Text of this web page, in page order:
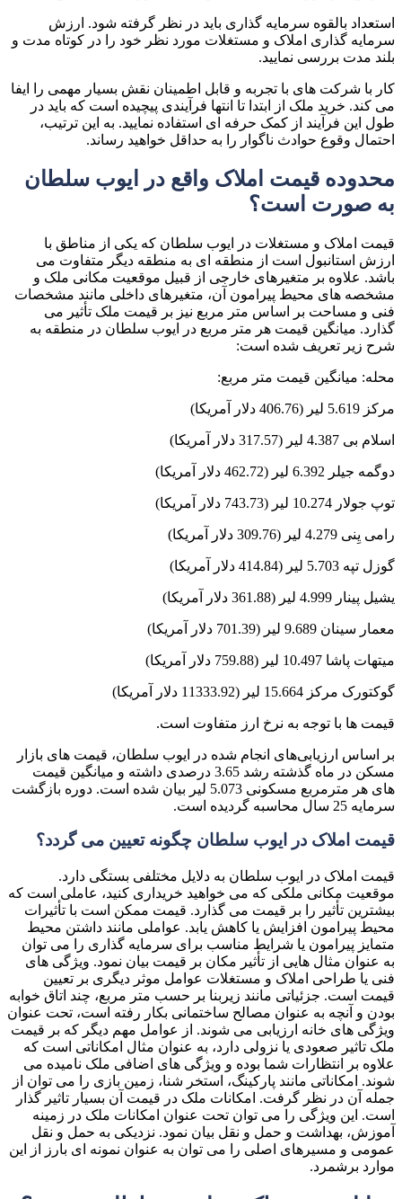
استعداد بالقوه سرمایه گذاری باید در نظر گرفته شود. ارزش
سرمایه گذاری املاک و مستغلات مورد نظر خود را در کوتاه مدت و
بلند مدت بررسی نمایید.
کار با شرکت های با تجربه و قابل اطمینان نقش بسیار مهمی را ایفا
می کند. خرید ملک از ابتدا تا انتها فرآیندی پیچیده است که باید در
طول این فرآیند از کمک حرفه ای استفاده نمایید. به این ترتیب،
احتمال وقوع حوادث ناگوار را به حداقل خواهید رساند.
محدوده قیمت املاک واقع در ایوب سلطان
به صورت است؟
قیمت املاک و مستغلات در ایوب سلطان که یکی از مناطق با
ارزش استانبول است از منطقه ای به منطقه دیگر متفاوت می
باشد. علاوه بر متغیرهای خارجی از قبیل موقعیت مکانی ملک و
مشخصه های محیط پیرامون آن، متغیرهای داخلی مانند مشخصات
فنی و مساحت بر اساس متر مربع نیز بر قیمت ملک تأثیر می
گذارد. میانگین قیمت هر متر مربع در ایوب سلطان در منطقه به
شرح زیر تعریف شده است:
محله: میانگین قیمت متر مربع:
مرکز 5.619 لیر (406.76 دلار آمریکا)
اسلام بی 4.387 لیر (317.57 دلار آمریکا)
دوگمه جیلر 6.392 لیر (462.72 دلار آمریکا)
توپ جولار 10.274 لیر (743.73 دلار آمریکا)
رامی یِنی 4.279 لیر (309.76 دلار آمریکا)
گوزل تپه 5.703 لیر (414.84 دلار آمریکا)
یشیل پینار 4.999 لیر (361.88 دلار آمریکا)
معمار سینان 9.689 لیر (701.39 دلار آمریکا)
میتهات پاشا 10.497 لیر (759.88 دلار آمریکا)
گوکتورک مرکز 15.664 لیر (11333.92 دلار آمریکا)
قیمت ها با توجه به نرخ ارز متفاوت است.
بر اساس ارزیابی‌های انجام شده در ایوب سلطان، قیمت‌ های بازار
مسکن در ماه گذشته رشد 3.65 درصدی داشته و میانگین قیمت
‌های هر مترمربع مسکونی 5.073 لیر بیان شده است. دوره بازگشت
سرمایه 25 سال محاسبه گردیده است.
قیمت املاک در ایوب سلطان چگونه تعیین می گردد؟
قیمت املاک در ایوب سلطان به دلایل مختلفی بستگی دارد.
موقعیت مکانی ملکی که می خواهید خریداری کنید، عاملی است که
بیشترین تأثیر را بر قیمت می گذارد. قیمت ممکن است با تأثیرات
محیط پیرامون افزایش یا کاهش یابد. عواملی مانند داشتن محیط
متمایز پیرامون یا شرایط مناسب برای سرمایه گذاری را می توان
به عنوان مثال هایی از تأثیر مکان بر قیمت بیان نمود. ویژگی های
فنی یا طراحی املاک و مستغلات عوامل موثر دیگری بر تعیین
قیمت است. جزئیاتی مانند زیربنا بر حسب متر مربع، چند اتاق خوابه
بودن و آنچه به عنوان مصالح ساختمانی بکار رفته است، تحت عنوان
ویژگی های خانه ارزیابی می شوند. از عوامل مهم دیگر که بر قیمت
ملک تاثیر صعودی یا نزولی دارد، به عنوان مثال امکاناتی است که
علاوه بر انتظارات شما بوده و ویژگی های اضافی ملک نامیده می
شوند. امکاناتی مانند پارکینگ، استخر شنا، زمین بازی را می توان از
جمله آن در نظر گرفت. امکانات ملک در قیمت آن بسیار تاثیر گذار
است. این ویژگی را می توان تحت عنوان امکانات ملک در زمینه
آموزش، بهداشت و حمل و نقل بیان نمود. نزدیکی به حمل و نقل
عمومی و مسیرهای اصلی را می توان به عنوان نمونه ای بارز از این
موارد برشمرد.